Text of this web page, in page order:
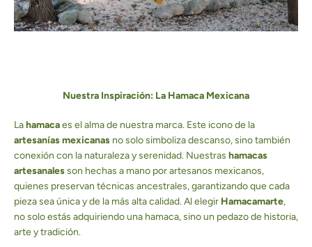
Nuestra Inspiración: La Hamaca Mexicana
Lahamacaes el alma de nuestra marca. Este icono de la
artesanías mexicanas no solo simboliza descanso, sino también
conexión con la naturaleza y serenidad. Nuestras hamacas
artesanalesson hechas a mano por artesanos mexicanos,
quienes preservan técnicas ancestrales, garantizando que cada
pieza sea única y de la más alta calidad. Al elegir Hamacamarte,
no solo estás adquiriendo una hamaca, sino un pedazo de historia,
arte y tradición.